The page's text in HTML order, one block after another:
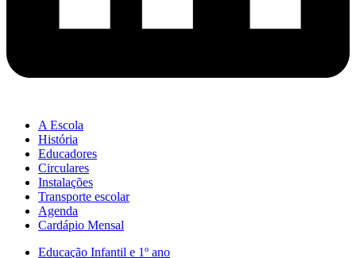
A Escola
História
Educadores
Circulares
Instalações
Transporte escolar
Agenda
Cardápio Mensal
Educação Infantil e 1º ano